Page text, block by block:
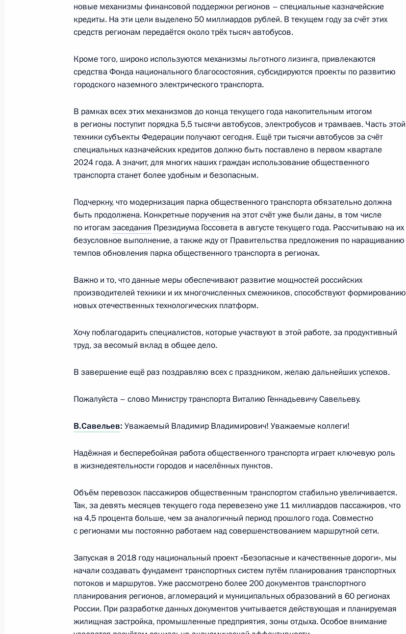
Совещание по вопросам социально-экономического развития
Калининградской области
Открытие автомобильной дороги М-12 «Восток»
Совещание с членами Правительства
22 ноября 2023 года, 14:55
Передача регионам новой техники для системы общественного
транспорта
20 ноября 2023 года, 19:10
Открытие северного направления МСД, участков трассы М-12
«Восток» и южного обхода Арзамаса
5 сентября 2023 года, 18:15
Заседание Президиума Госсовета по вопросам развития
17 августа 2023 года, 21:10
Совещание с членами Правительства
2 августа 2023 года, 17:30
Совещание с членами Правительства
19 июля 2023 года, 20:45
Совещание по ситуации в районе Крымского моста
новые механизмы финансовой поддержки регионов – специальные казначейские
кредиты. На эти цели выделено 50 миллиардов рублей. В текущем году за счёт этих
средств регионам передаётся около трёх тысяч автобусов.
Кроме того, широко используются механизмы льготного лизинга, привлекаются
средства Фонда национального благосостояния, субсидируются проекты по развитию
городского наземного электрического транспорта.
В рамках всех этих механизмов до конца текущего года накопительным итогом
в регионы поступит порядка 5,5 тысячи автобусов, электробусов и трамваев. Часть этой
техники субъекты Федерации получают сегодня. Ещё три тысячи автобусов за счёт
специальных казначейских кредитов должно быть поставлено в первом квартале
2024 года. А значит, для многих наших граждан использование общественного
транспорта станет более удобным и безопасным.
Подчеркну, что модернизация парка общественного транспорта обязательно должна
быть продолжена. Конкретные поручения на этот счёт уже были даны, в том числе
по итогам заседания Президиума Госсовета в августе текущего года. Рассчитываю на их
безусловное выполнение, а также жду от Правительства предложения по наращиванию
темпов обновления парка общественного транспорта в регионах.
Важно и то, что данные меры обеспечивают развитие мощностей российских
производителей техники и их многочисленных смежников, способствуют формированию
новых отечественных технологических платформ.
Хочу поблагодарить специалистов, которые участвуют в этой работе, за продуктивный
труд, за весомый вклад в общее дело.
В завершение ещё раз поздравляю всех с праздником, желаю дальнейших успехов.
Пожалуйста – слово Министру транспорта Виталию Геннадьевичу Савельеву.
В.Савельев: Уважаемый Владимир Владимирович! Уважаемые коллеги!
Надёжная и бесперебойная работа общественного транспорта играет ключевую роль
в жизнедеятельности городов и населённых пунктов.
Объём перевозок пассажиров общественным транспортом стабильно увеличивается.
Так, за девять месяцев текущего года перевезено уже 11 миллиардов пассажиров, что
на 4,5 процента больше, чем за аналогичный период прошлого года. Совместно
с регионами мы постоянно работаем над совершенствованием маршрутной сети.
Запуская в 2018 году национальный проект «Безопасные и качественные дороги», мы
начали создавать фундамент транспортных систем путём планирования транспортных
потоков и маршрутов. Уже рассмотрено более 200 документов транспортного
планирования регионов, агломераций и муниципальных образований в 60 регионах
России. При разработке данных документов учитывается действующая и планируемая
жилищная застройка, промышленные предприятия, зоны отдыха. Особое внимание